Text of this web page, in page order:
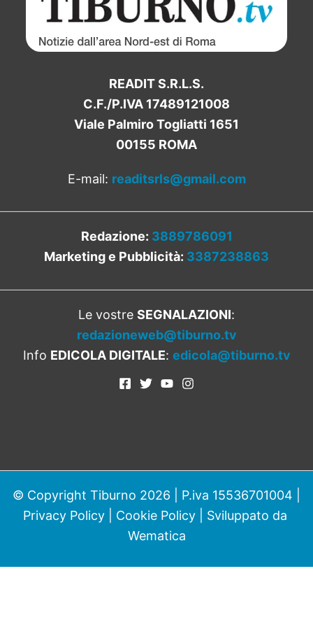
READIT S.R.L.S.
C.F./P.IVA 17489121008
Viale Palmiro Togliatti 1651
00155 ROMA
E-mail: readitsrls@gmail.com
Redazione: 3889786091
Marketing e Pubblicità: 3387238863
Le vostre SEGNALAZIONI:
redazioneweb@tiburno.tv
Info EDICOLA DIGITALE: edicola@tiburno.tv
© Copyright Tiburno 2026 | P.iva 15536701004 |
Privacy Policy| Cookie Policy| Sviluppato da
Wematica